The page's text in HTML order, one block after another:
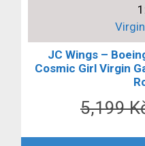
JC Wings –
Cosmic Girl Virgin
5,199